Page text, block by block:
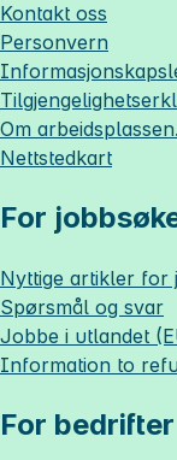
Kontakt oss
Personvern
Om
Nettstedkart
For
Nyttige artikler for
Spørsmål og svar
Jobbe i utlandet
Information to
For bedrifter